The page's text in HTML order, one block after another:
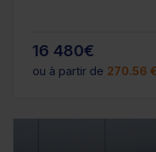
16 480€
ou à partir de 270.56